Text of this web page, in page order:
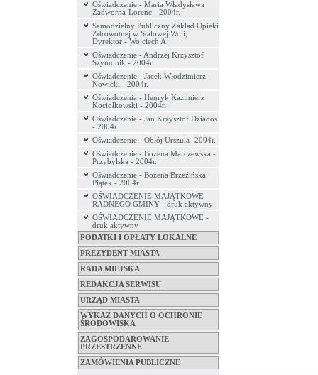
Oświadczenie - Maria Władysława
Zadworna-Lorenc - 2004r.
Samodzielny Publiczny Zakład Opieki
Zdrowotnej w Stalowej Woli;
Dyrektor - Wojciech A
Oświadczenie - Andrzej Krzysztof
Szymonik - 2004r.
Oświadczenie - Jacek Włodzimierz
Nowicki - 2004r.
Oświadczenia - Henryk Kazimierz
Kociołkowski - 2004r.
Oświadczenie - Jan Krzysztof Dziados
- 2004r.
Oświadczenie - Obłój Urszula -2004r.
Oświadczenie - Bożena Marczewska -
Przybylska - 2004r.
Oświadczenie - Bożena Brzeźińska
Piątek - 2004r
OŚWIADCZENIE MAJĄTKOWE
RADNEGO GMINY - druk aktywny
OŚWIADCZENIE MAJĄTKOWE -
druk aktywny
PODATKI I OPŁATY LOKALNE
PREZYDENT MIASTA
RADA MIEJSKA
REDAKCJA SERWISU
URZĄD MIASTA
WYKAZ DANYCH O OCHRONIE
ŚRODOWISKA
ZAGOSPODAROWANIE
PRZESTRZENNE
ZAMÓWIENIA PUBLICZNE